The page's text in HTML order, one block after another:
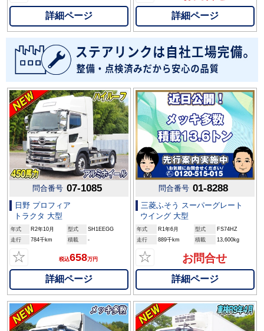
詳細ページ 詳細ページ
問合番号 07-1085
日野 プロフィア
トラクタ 大型
年式 R2年10月 型式
SH1EEGG
走行
784千km 積載 -
☆ 税込658万円
詳細ページ
問合番号 01-8288
三菱ふそう スーパーグレート
ウイング 大型
年式 R1年6月 型式
FS74HZ
走行
889千km 積載 13,600kg
☆ お問合せ
詳細ページ